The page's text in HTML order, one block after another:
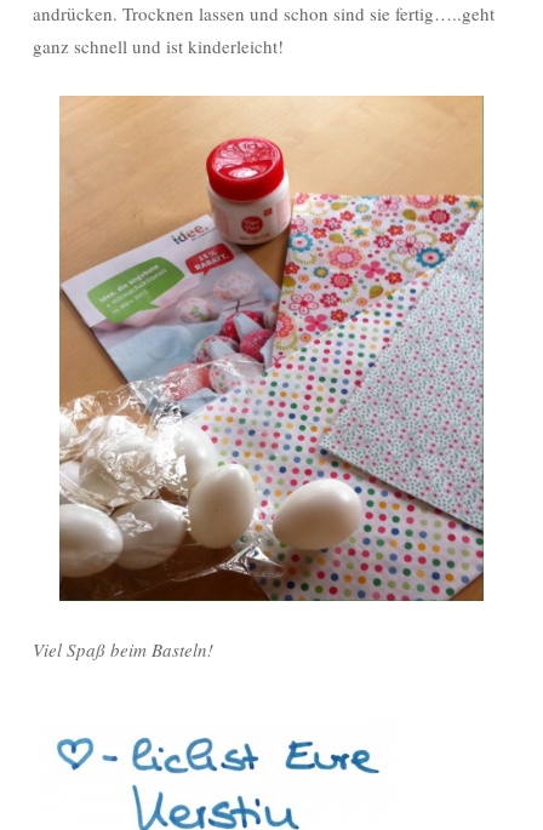
andrücken. Trocknen lassen und schon sind sie fertig…..geht
ganz schnell und ist kinderleicht!
Viel Spaß beim Basteln!